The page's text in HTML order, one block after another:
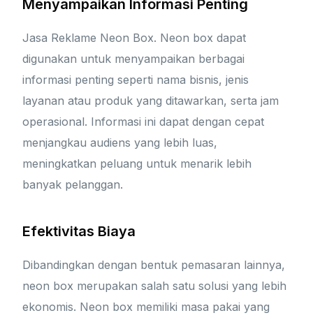
Menyampaikan Informasi Penting
Jasa Reklame Neon Box. Neon box dapat
digunakan untuk menyampaikan berbagai
informasi penting seperti nama bisnis, jenis
layanan atau produk yang ditawarkan, serta jam
operasional. Informasi ini dapat dengan cepat
menjangkau audiens yang lebih luas,
meningkatkan peluang untuk menarik lebih
banyak pelanggan.
Efektivitas Biaya
Dibandingkan dengan bentuk pemasaran lainnya,
neon box merupakan salah satu solusi yang lebih
ekonomis. Neon box memiliki masa pakai yang